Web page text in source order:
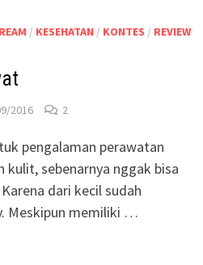
/ KESEHATAN / KONTES / REVIEW
2016 2
pengalaman perawatan
kulit, sebenarnya nggak bisa
dari kecil sudah
Meskipun memiliki …